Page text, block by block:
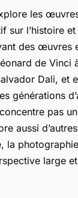
les
sur l’histoire
des œuvres
de Vinci
Dali, et
générations
pas
aussi
la
large